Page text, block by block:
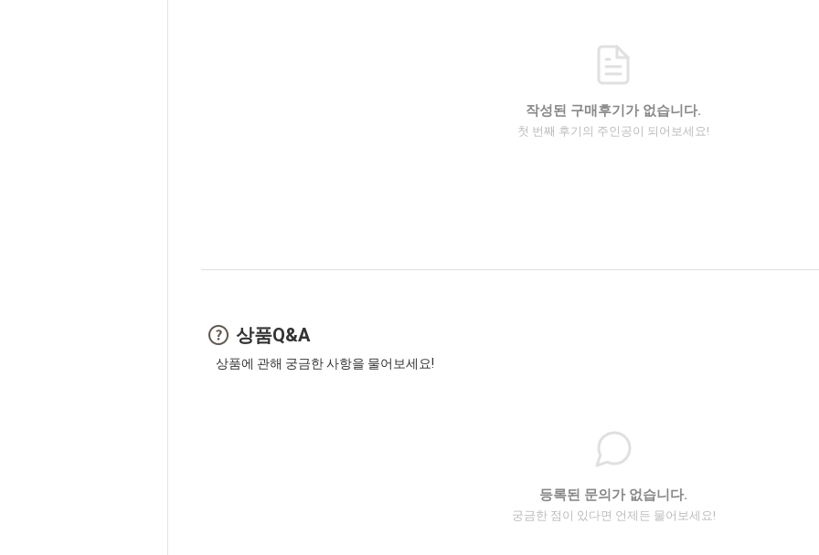
작성된 구매후기가 없습니다.
첫 번째 후기의 주인공이 되어보세요!
상품Q&A
상품에 관해 궁금한 사항을 물어보세요!
등록된 문의가 없습니다.
궁금한 점이 있다면 언제든 물어보세요!